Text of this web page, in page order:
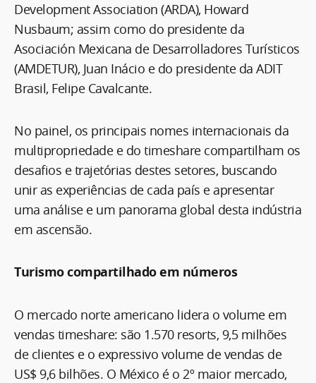
Development Association (ARDA), Howard
Nusbaum; assim como do presidente da
Asociación Mexicana de Desarrolladores Turísticos
(AMDETUR), Juan Inácio e do presidente da ADIT
Brasil, Felipe Cavalcante.
No painel, os principais nomes internacionais da
multipropriedade e do timeshare compartilham os
desafios e trajetórias destes setores, buscando
unir as experiências de cada país e apresentar
uma análise e um panorama global desta indústria
em ascensão.
Turismo compartilhado em números
O mercado norte americano lidera o volume em
vendas timeshare: são 1.570 resorts, 9,5 milhões
de clientes e o expressivo volume de vendas de
US$ 9,6 bilhões. O México é o 2º maior mercado,